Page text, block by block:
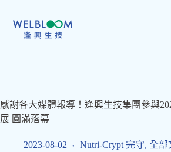
感謝各大媒體報導！逢興生技集團參與
展 圓滿落幕
2023-08-02 Nutri-Crypt 完守, 全部